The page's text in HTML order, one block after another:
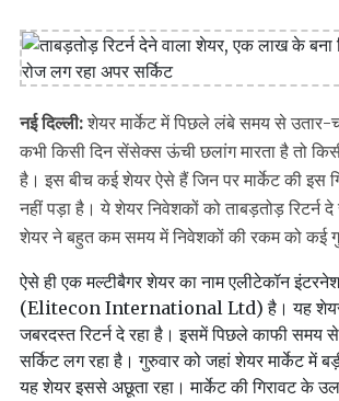
नई दिल्ली:शेयर मार्केट में पिछले लंबे समय से उतार-
कभी किसी दिन सेंसेक्स ऊंची छलांग मारता है तो
है। इस बीच कई शेयर ऐसे हैं जिन पर मार्केट की इस
नहीं पड़ा है। ये शेयर निवेशकों को ताबड़तोड़ रिटर्न
शेयर ने बहुत कम समय में निवेशकों की रकम को कई
ऐसे ही एक मल्टीबैगर शेयर का नाम एलीटेकॉन
(Elitecon International Ltd) है। यह शेयर
जबरदस्त रिटर्न दे रहा है। इसमें पिछले काफी समय
सर्किट लग रहा है। गुरुवार को जहां शेयर मार्केट में
यह शेयर इससे अछूता रहा। मार्केट की गिरावट के